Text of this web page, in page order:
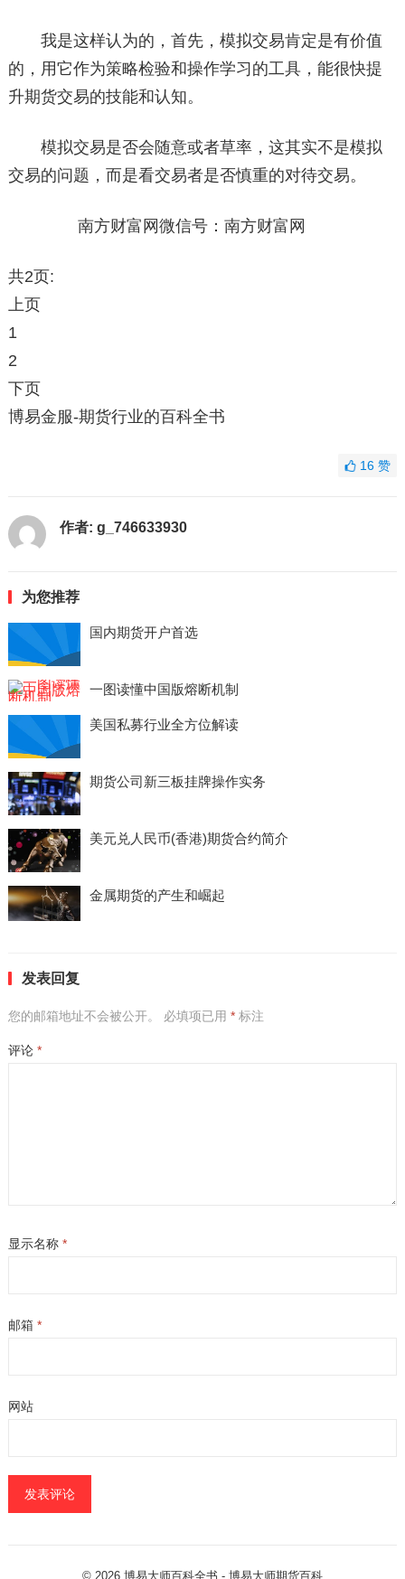
我是这样认为的，首先，模拟交易肯定是有价值
的，用它作为策略检验和操作学习的工具，能很快提
升期货交易的技能和认知。
模拟交易是否会随意或者草率，这其实不是模拟
交易的问题，而是看交易者是否慎重的对待交易。
南方财富网微信号：南方财富网
共2页:
上页
1
2
下页
博易金服-期货行业的百科全书
16赞
作者: g_746633930
为您推荐
国内期货开户首选
一图读懂中国版熔断机制
美国私募行业全方位解读
期货公司新三板挂牌操作实务
美元兑人民币(香港)期货合约简介
金属期货的产生和崛起
发表回复
您的邮箱地址不会被公开。 必填项已用 *标注
评论 *
显示名称 *
邮箱 *
网站
© 2026 博易大师百科全书 - 博易大师期货百科